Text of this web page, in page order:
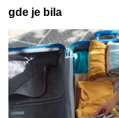
gde je bila